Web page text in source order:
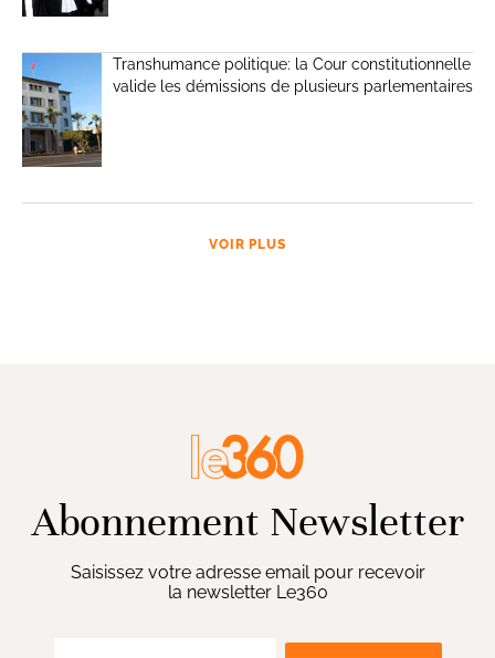
Transhumance politique: la Cour constitutionnelle
valide les démissions de plusieurs parlementaires
VOIR PLUS
Abonnement Newsletter
Saisissez votre adresse email pour recevoir
la newsletter Le360